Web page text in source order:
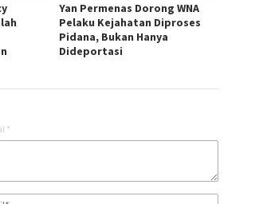
Yan Permenas Dorong WNA
Pelaku Kejahatan Diproses
Pidana, Bukan Hanya
Dideportasi
*